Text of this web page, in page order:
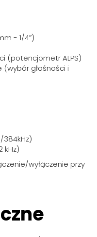
- 1/4″)
(potencjometr ALPS)
głośności i
384kHz)
kHz)
wyłączenie przy